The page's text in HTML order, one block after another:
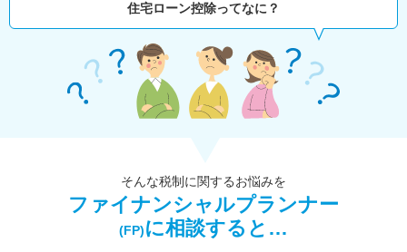
住宅ローン控除ってなに？
そんな税制に関するお悩みを
ファイナンシャルプランナー
(FP)に相談すると…